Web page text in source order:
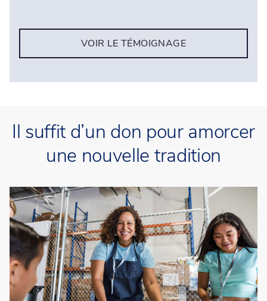
VOIR LE TÉMOIGNAGE
Il suffit d’un don pour amorcer
une nouvelle tradition